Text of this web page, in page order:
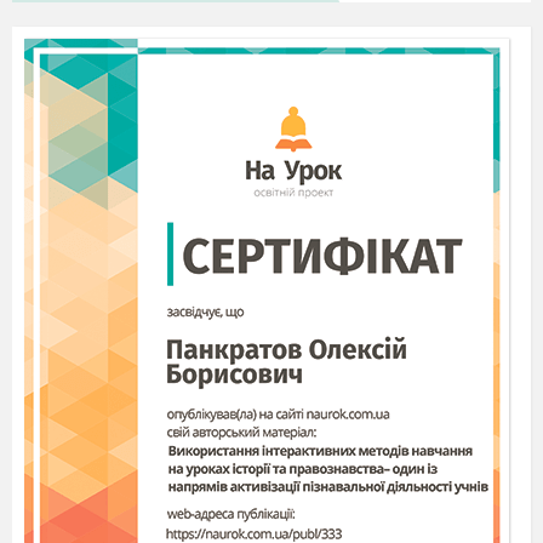
(Географічна та екологічна)
12.
Випадкова і не спрямована зміна частот
зустрічальності алелів у популяції це – …
(Дрейф генів)
Урок 3.Механізми видоутворення
Допишіть пропущені слова
Сукупність особин, що характеризуються
спадковою подібністю ознак, вільно
схрещуються і дають плодюче потомство,
пристосовані до певних умов життя і займають
у природі певну область – ареал, називають …
(Вид)
2. Морфологічний, генетичний, фізіологічний,
біохімічний, географічний, екологічний
(Критерії виду)
3. Спрямований природним добором
еволюційний процес адаптивних перетворень,
який веде до утворення генетично закритих